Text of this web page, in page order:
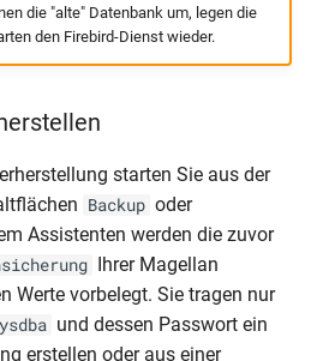
die "alte" Datenbank um, legen die
den Firebird-Dienst wieder.
starten Sie aus der
Backup oder
Assistenten werden die zuvor
Ihrer Magellan
Werte vorbelegt. Sie tragen nur
und dessen Passwort ein
erstellen oder aus einer